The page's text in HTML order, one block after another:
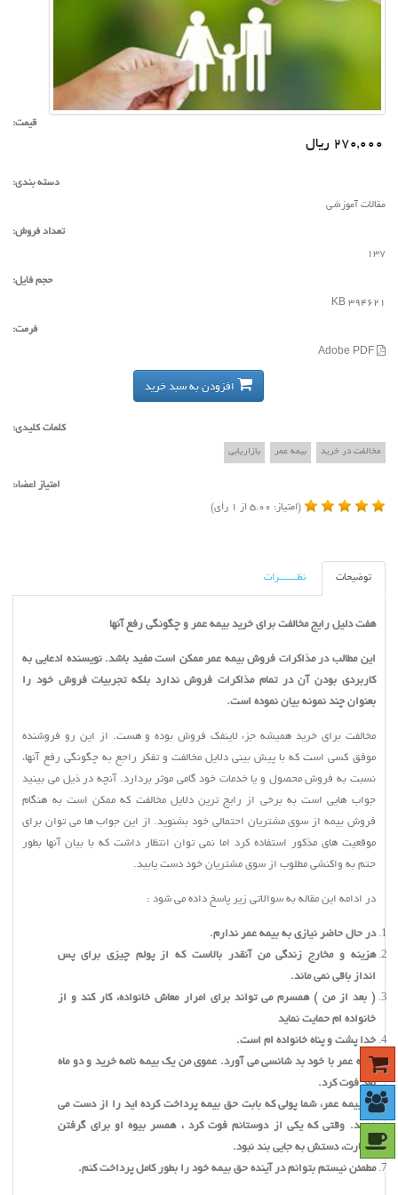
ایمان داشته باش که کوچک‌ترین محبت‌ها از
ضعیف‌ترین حافظه‌ها پاک نمی‌شود
مرکز آموزش تخصصی بازاریابی و فروش
بیمه عمر متن
موفقیت سهم کسانی است که تلاش را
آنقدر خوب بدرخش که نشه دیده نشی
افراد موفق رنجنامه ای دارند که ثمره اش
را موفقیت نامیده اند - علیرضا شکوهی
فروش نتیجه حاصل از شناخت نیاز مشتری
است . علیرضا شکوهی
هیچ چیز دردنیا تماما اشتباه نیست،حتی یک
ساعت از کار افتاده هم روزی دوبار زمان را
صحیح نشان میدهد.
بیش از آنچه برای موفقیت تلاش می کنی،
بکوش تا فردی با ارزش شوی. آلبرت
قیمت:
270,000 ریال
دسته بندی:
مقالات آموزشی
تعداد فروش:
137
حجم فایل:
394621 KB
فرمت:
Adobe PDF
افزودن به سبد خرید
کلمات کلیدی:
مخالفت در خرید بیمه عمر بازاریابی
امتیاز اعضاء:
(امتیاز: 5.00 از 1 رأی)
توضیحات نظـــــــرات
هفت دلیل رایج مخالفت برای خرید بیمه عمر و چگونگی رفع آنها
این مطالب در مذاکرات فروش بیمه عمر ممکن است مفید باشد. نویسنده ادعایی به
کاربردی بودن آن در تمام مذاکرات فروش ندارد بلکه تجربیات فروش خود را
بعنوان چند نمونه بيان نموده است.
مخالفت براي خريد هميشه جزء لاينفك فروش بوده و هست. از اين رو فروشنده
موفق كسي است كه با پیش بینی دلایل مخالفت و تفکر راجع به چگونگی رفع آنها،
نسبت به فروش محصول و یا خدمات خود گامی موثر بردارد. آنچه در ذیل می بینید
جواب هایی است به برخي از رايج ترين دلايل مخالفت كه ممکن است به هنگام
فروش بیمه از سوی مشتریان احتمالی خود بشنوید. از این جواب ها می توان برای
موقعیت های مذکور استفاده کرد اما نمی توان انتظار داشت که با بیان آنها بطور
حتم به واکنشی مطلوب از سوی مشتریان خود دست يابيد.
در ادامه این مقاله به سوالاتی زیر پاسخ داده می شود :
در حال حاضر نیازی به بیمه عمر ندارم.
هزینه و مخارج زندگی من آنقدر بالاست که از پولم چیزی برای پس
انداز باقی نمی ماند.
( بعد از من ) همسرم می تواند برای امرار معاش خانواده، کار كند و از
خانواده ام حمایت نمايد
خدا پشت و پناه خانواده ام است.
بیمه عمر با خود بد شانسی می آورد. عموی من یک بیمه نامه خرید و دو ماه
بعد فوت کرد.
در بیمه عمر، شما پولی که بابت حق بیمه پرداخت کرده اید را از دست می
دهید. وقتی که یکی از دوستانم فوت کرد ، همسر بیوه او برای گرفتن
خسارت، دستش به جایی بند نبود.
مطمئن نیستم بتوانم در آینده حق بیمه خود را بطور کامل پرداخت کنم.